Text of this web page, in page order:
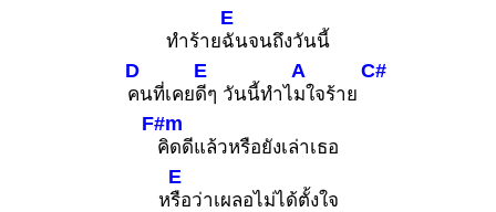
ทำร้าย
E
ฉันจนถึงวันนี้
D
คนที่เคย
E
ดีๆ วันนี้ทำไ
A
มใจร้าย
C#
F#m
คิดดีแล้วหรือยังเล่าเธอ
ห
E
รือว่าเผลอไม่ได้ตั้งใจ